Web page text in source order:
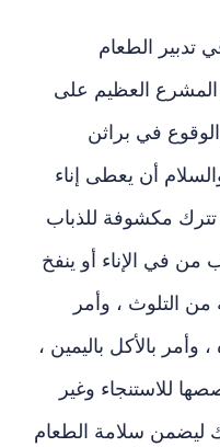
تدبير الطعام
العظيم على
في براثن
أن يعطى إناء
مكشوفة للذباب
في الإناء أو ينفخ
التلوث ، وأمر
بالأكل باليمين ،
للاستنجاء وغير
ليضمن سلامة الطعام